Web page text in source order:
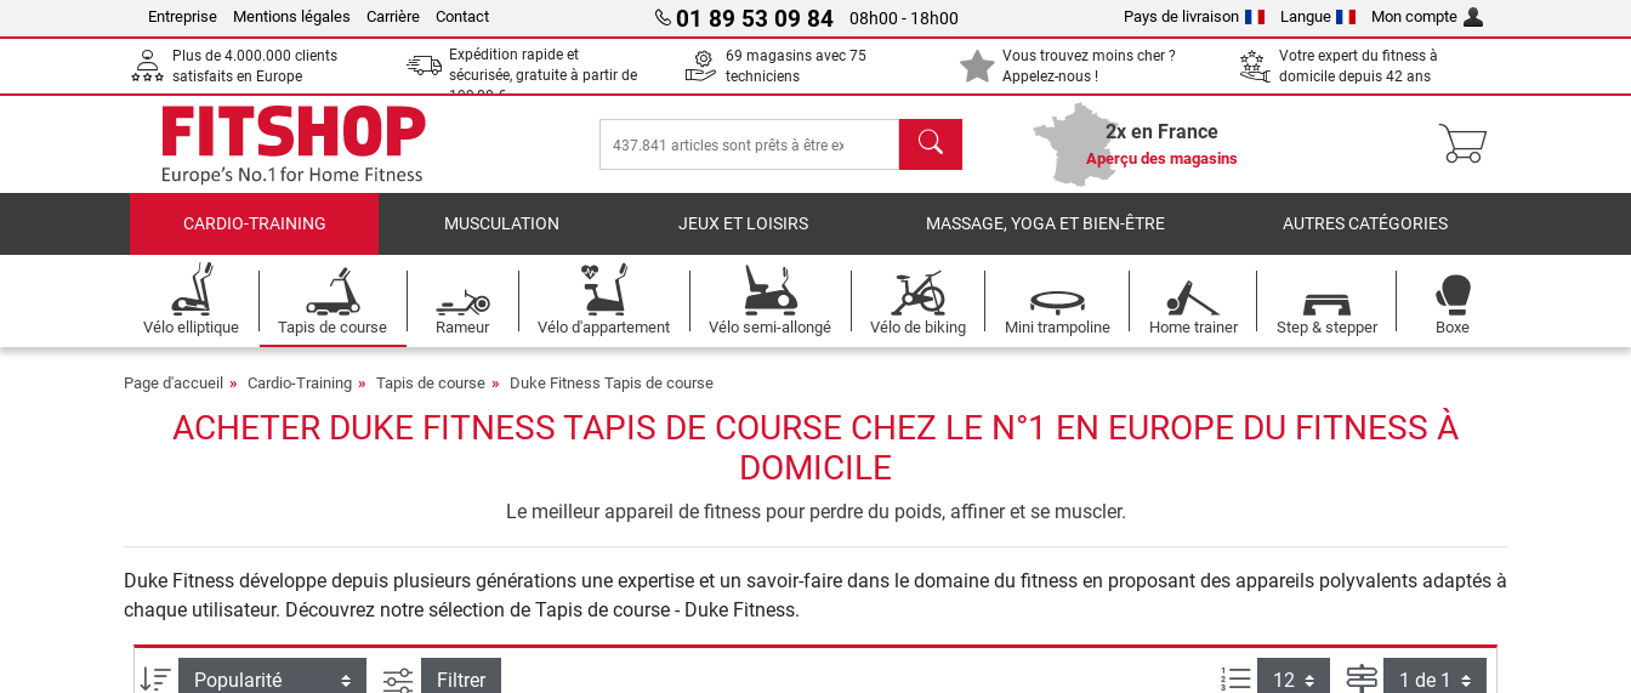
Entreprise Mentions légales Carrière Contact 01 89 53 09 84 08h00 - 18h00 Pays de livraison Langue Mon compte
Plus de 4.000.000 clients
satisfaits en Europe
Expédition rapide et
sécurisée, gratuite à partir de
199,00 €
69 magasins avec 75
techniciens
Vous trouvez moins cher ?
Appelez-nous !
Votre expert du fitness à
domicile depuis 42 ans
chercher 2x en France
Aperçu des magasins
CARDIO-TRAINING MUSCULATION JEUX ET LOISIRS MASSAGE, YOGA ET BIEN-ÊTRE AUTRES CATÉGORIES
Vélo elliptique Tapis de course Rameur Vélo d'appartement Vélo semi-allongé Vélo de biking Mini trampoline Home trainer Step & stepper Boxe
Page d'accueil Cardio-Training Tapis de course Duke Fitness Tapis de course
ACHETER DUKE FITNESS TAPIS DE COURSE CHEZ LE N°1 EN EUROPE DU FITNESS À
DOMICILE
Le meilleur appareil de fitness pour perdre du poids, affiner et se muscler.
Duke Fitness développe depuis plusieurs générations une expertise et un savoir-faire dans le domaine du fitness en proposant des appareils polyvalents adaptés à
chaque utilisateur. Découvrez notre sélection de Tapis de course - Duke Fitness.
Trier par Filtrer la recherche
Filtrer Articles par page :Page